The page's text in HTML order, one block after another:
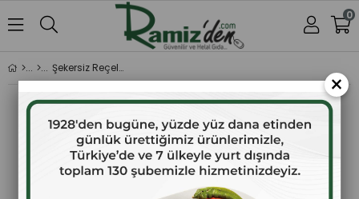
0
Şekersiz Reçeller
×